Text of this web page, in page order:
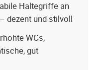
Haltegriffe an
dezent und stilvoll
WCs,
gut